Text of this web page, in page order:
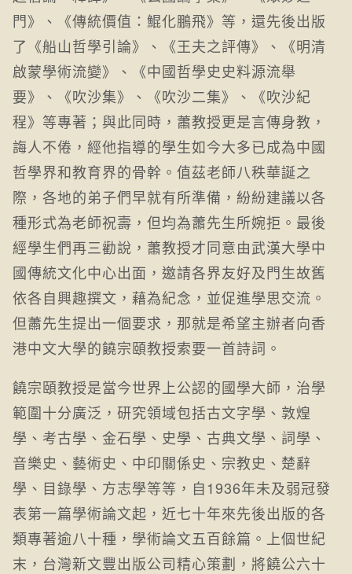
門》、《傳統價值：鯤化鵬飛》等，還先後出版
了《船山哲學引論》、《王夫之評傳》、《明清
啟蒙學術流變》、《中國哲學史史料源流舉
要》、《吹沙集》、《吹沙二集》、《吹沙紀
程》等專著；與此同時，蕭教授更是言傳身教，
誨人不倦，經他指導的學生如今大多已成為中國
哲學界和教育界的骨幹。值茲老師八秩華誕之
際，各地的弟子們早就有所準備，紛紛建議以各
種形式為老師祝壽，但均為蕭先生所婉拒。最後
經學生們再三勸說，蕭教授才同意由武漢大學中
國傳統文化中心出面，邀請各界友好及門生故舊
依各自興趣撰文，藉為紀念，並促進學思交流。
但蕭先生提出一個要求，那就是希望主辦者向香
港中文大學的饒宗頤教授索要一首詩詞。
饒宗頤教授是當今世界上公認的國學大師，治學
範圍十分廣泛，研究領域包括古文字學、敦煌
學、考古學、金石學、史學、古典文學、詞學、
音樂史、藝術史、中印關係史、宗教史、楚辭
學、目錄學、方志學等等，自1936年未及弱冠發
表第一篇學術論文起，近七十年來先後出版的各
類專著逾八十種，學術論文五百餘篇。上個世紀
末，台灣新文豐出版公司精心策劃，將饒公六十